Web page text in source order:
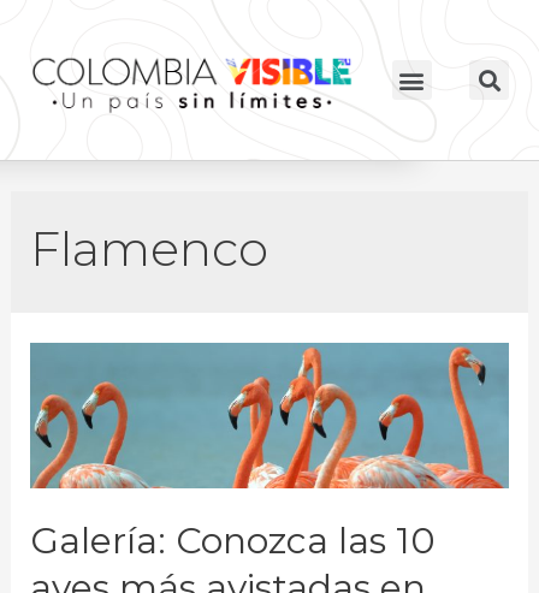
Flamenco
Galería: Conozca las 10